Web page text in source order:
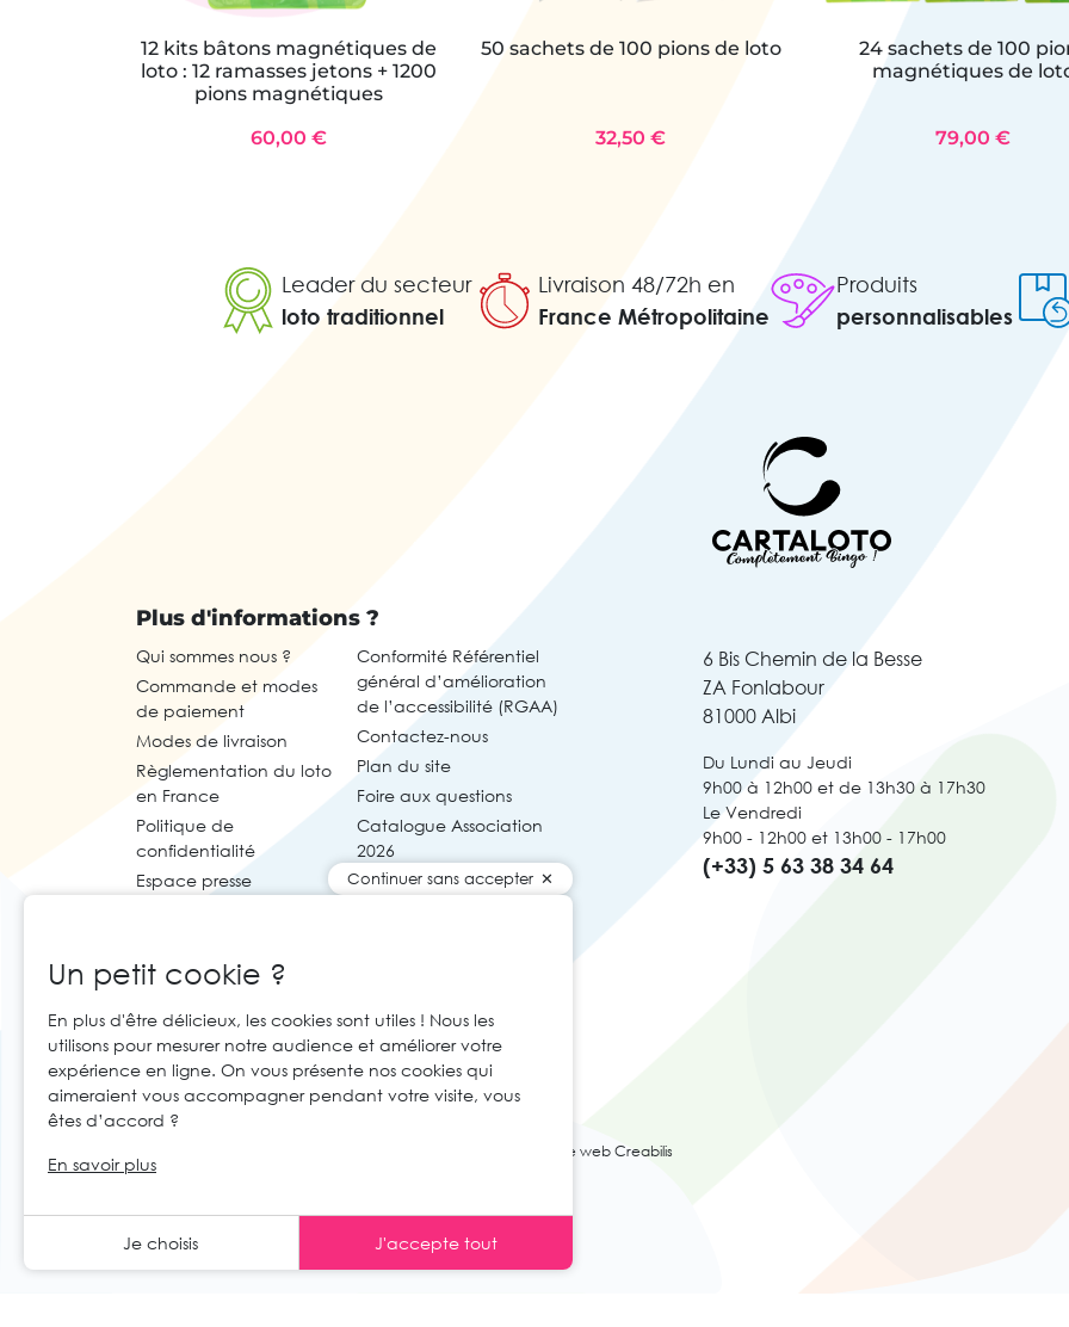
12 kits bâtons magnétiques de
loto : 12 ramasses jetons + 1200
pions magnétiques
60,00 €
50 sachets de 100 pions de loto
32,50 €
24 sachets de 100
magnétiques de
79,00 €
Leader du secteur
loto traditionnel
Livraison 48/72h en
France Métropolitaine
Produits
personnalisables
Plus d'informations ?
Qui sommes nous ?
Commande et modes
de paiement
Modes de livraison
Règlementation du loto
en France
Politique de
confidentialité
Espace presse
Conformité Référentiel
général d’amélioration
de l’accessibilité (RGAA)
Contactez-nous
Plan du site
Foire aux questions
Catalogue Association
2026
6 Bis Chemin de la Besse
ZA Fonlabour
81000 Albi
Du Lundi au Jeudi
9h00 à 12h00 et de 13h30 à 17h30
Le Vendredi
9h00 - 12h00 et 13h00 - 17h00
(+33) 5 63 38 34 64
Agence web Creabilis
Continuer sans accepter
Un petit cookie ?
En plus d'être délicieux, les cookies sont utiles ! Nous les
utilisons pour mesurer notre audience et améliorer votre
expérience en ligne. On vous présente nos cookies qui
aimeraient vous accompagner pendant votre visite, vous
êtes d’accord ?
En savoir plus
Je choisis J'accepte tout